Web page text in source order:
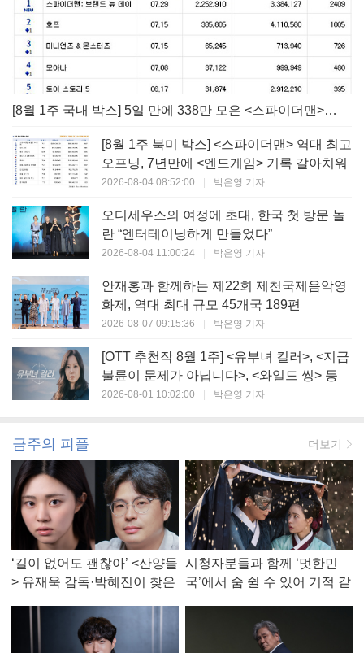
[8월 1주 국내 박스] 5일 만에 338만 모은 <스파이더맨> 극장가 235% 대반등, <호프>는 400만 돌파
[8월 1주 북미 박스] <스파이더맨> 역대 최고
오프닝, 7년만에 <엔드게임> 기록 갈아치워
2026-08-04 08:52:00 | 박은영 기자
오디세우스의 여정에 초대, 한국 첫 방문 놀
란 “엔터테이닝하게 만들었다”
2026-08-04 11:00:24 | 박은영 기자
안재홍과 함께하는 제22회 제천국제음악영
화제, 역대 최대 규모 45개국 189편
2026-08-07 09:15:36 | 박은영 기자
[OTT 추천작 8월 1주] <유부녀 킬러>, <지금
불륜이 문제가 아닙니다>, <와일드 씽> 등
2026-08-01 10:02:00 | 박은영 기자
금주의 피플 더보기
‘길이 없어도 괜찮아’ <산양들
> 유재욱 감독·박혜진이 찾은
시청자분들과 함께 ‘멋한민
국’에서 숨 쉴 수 있어 기적 같